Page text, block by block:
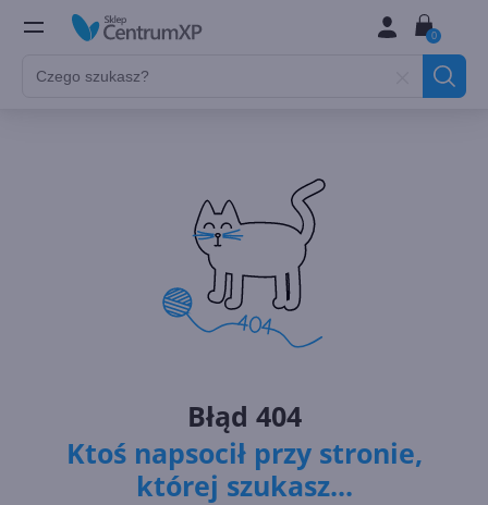
0
Błąd 404
Ktoś napsocił przy stronie,
której szukasz...